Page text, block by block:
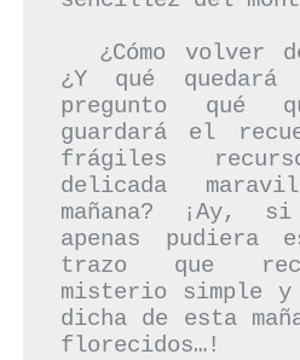
¿Y qué
pregunto qué
guardará el
frágiles
delicada
mañana? ¡Ay,
apenas pudiera
trazo que
misterio simple
dicha de esta
florecidos…!